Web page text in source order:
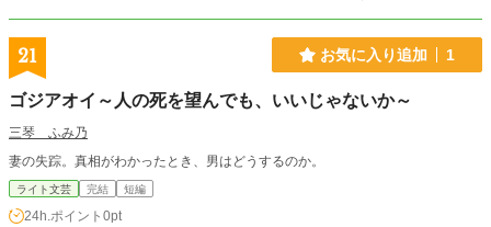
ていく。 育児とは何か？ 親というのはどういう存在か？ 本当の子供の幸
せとは何か？ このお話を読んで少しでも育児に不安を感じたり、ナイトフォ
レストに預けたいと思った人は、今すぐ誰かに相談して下さい。 まだ、この
世の中に闇の児童相談所は存在していませんが、それに代わる相談窓口は存在し
ています。 手遅れにならない内にお願いします。
21 お気に入り追加 1
ゴジアオイ～人の死を望んでも、いいじゃないか～
三琴 ふみ乃
妻の失踪。真相がわかったとき、男はどうするのか。
ライト文芸 完結 短編
24h.ポイント 0pt